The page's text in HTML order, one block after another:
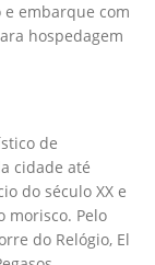
embarque com
hospedagem
de
cidade até
do século XX e
morisco. Pelo
do Relógio, El